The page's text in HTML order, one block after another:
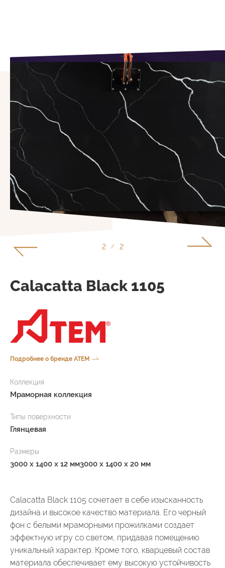
1 / 2
Сalacatta Black 1105
Подробнее о бренде ATEM
Коллекция
Мраморная коллекция
Типы поверхности
Глянцевая
Размеры
3000 x 1400 x 12 мм3000 x 1400 x 20 мм
Calacatta Black 1105 сочетает в себе изысканность
дизайна и высокое качество материала. Его черный
фон с белыми мраморными прожилками создает
эффектную игру со светом, придавая помещению
уникальный характер. Кроме того, кварцевый состав
материала обеспечивает ему высокую устойчивость